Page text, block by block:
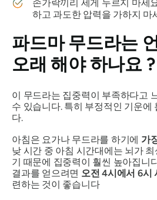
손가락끼리 세게 누르지 마세
하고 과도한 압력을 가하지 마
파드마 무드라는
오래 해야 하나요 ?
이 무드라는 집중력이 부족하다고
수 있습니다. 특히 부정적인 기운에
다.
아침은 요가나 무드라를 하기에 가
낮 시간 중 아침 시간대에는 뇌가
기 때문에 집중력이 훨씬 높아집니
결과를 얻으려면 오전 4시에서 6시
련하는 것이 좋습니다